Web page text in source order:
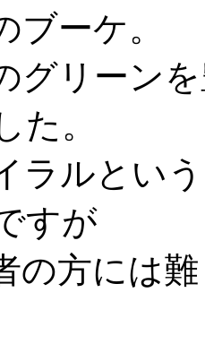
ブーケ。
グリーン
た。
ラルとい
すが
の方には